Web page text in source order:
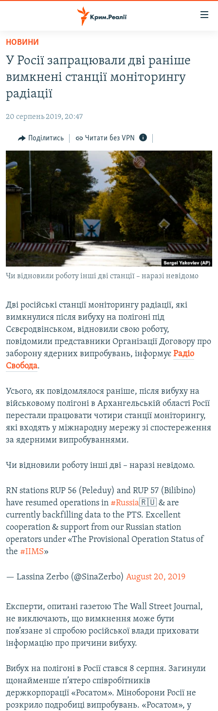
Перейти
основного
матеріалу
Перейти
до
основної
навігації
Перейти
до
пошуку
ВІДЕО ТА ФОТО
БЛОГИ
ПОГЛЯД
ІНТЕРВ'Ю
ВСЕ ЗА ДЕНЬ
СПЕЦПРОЕКТИ
ДЕПОРТАЦІЯ
ВІДЕОУРОКИ «ELIFBE»
СВІДЧЕННЯ ОКУПАЦІЇ
УКРАЇНСЬКА ПРОБЛЕМА КРИМУ
ІНФОГРАФІКА
ЯК ОБІЙТИ БЛОКУВАННЯ
Русский
Qırımtatar
ДОЛУЧАЙСЯ!
Усі сайти RFE/RL
НОВИНИ
У Росії запрацювали дві раніше
вимкнені станції моніторингу
радіації
20 серпень 2019, 20:47
Поділитись Читати без VPN
Чи відновили роботу інші дві станції – наразі невідомо
Дві російські станції моніторингу радіації, які
вимкнулися після вибуху на полігоні під
Сєвєродвінськом, відновили свою роботу,
повідомили представники Організації Договору про
заборону ядерних випробувань, інформує Радіо
Свобода.
Усього, як повідомлялося раніше, після вибуху на
військовому полігоні в Архангельській області Росії
перестали працювати чотири станції моніторингу,
які входять у міжнародну мережу зі спостереження
за ядерними випробуваннями.
Чи відновили роботу інші дві – наразі невідомо.
RN stations RUP 56 (Peleduy) and RUP 57 (Bilibino)
have resumed operations in #Russia🇷🇺 & are
currently backfilling data to the PTS. Excellent
cooperation & support from our Russian station
operators under «The Provisional Operation Status of
the #IIMS»
— Lassina Zerbo (@SinaZerbo) August 20, 2019
Експерти, опитані газетою The Wall Street Journal,
не виключають, що вимкнення може бути
пов’язане зі спробою російської влади приховати
інформацію про причини вибуху.
Вибух на полігоні в Росії стався 8 серпня. Загинули
щонайменше п’ятеро співробітників
держкорпорації «Росатом». Міноборони Росії не
розкрило подробиці випробувань. «Росатом», у